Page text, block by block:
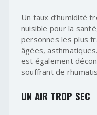
Un taux d’humidité
nuisible pour la
personnes les plus
âgées,
est également
souffrant de
UN AIR TROP SEC